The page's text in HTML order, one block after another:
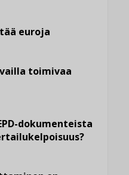
euroja
toimivaa
dokumenteista